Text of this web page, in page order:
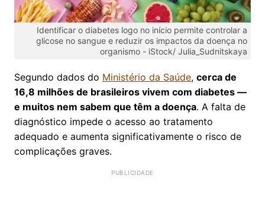
Identificar o diabetes logo no início permite controlar a
glicose no sangue e reduzir os impactos da doença no
organismo - iStock/ Julia_Sudnitskaya
Segundo dados do Ministério da Saúde, cerca de
16,8 milhões de brasileiros vivem com diabetes —
e muitos nem sabem que têm a doença. A falta de
diagnóstico impede o acesso ao tratamento
adequado e aumenta significativamente o risco de
complicações graves.